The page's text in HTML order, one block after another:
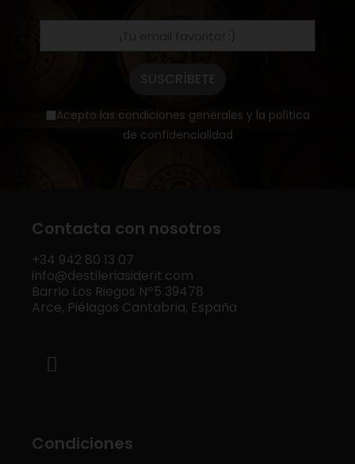
Acepto las condiciones generales y la política
de confidencialidad
Contacta con nosotros
+34 942 80 13 07
info@destileriasiderit.com
Barrio Los Riegos Nº5 39478
Arce, Piélagos Cantabria, España
Condiciones